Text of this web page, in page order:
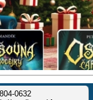
0632